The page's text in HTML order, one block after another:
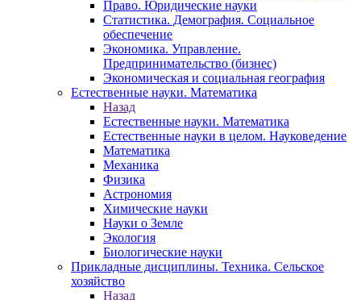
Право. Юридические науки
Статистика. Демография. Социальное
обеспечение
Экономика. Управление.
Предпринимательство (бизнес)
Экономическая и социальная география
Естественные науки. Математика
Назад
Естественные науки. Математика
Естественные науки в целом. Науковедение
Математика
Механика
Физика
Астрономия
Химические науки
Науки о Земле
Экология
Биологические науки
Прикладные дисциплины. Техника. Сельское
хозяйство
Назад